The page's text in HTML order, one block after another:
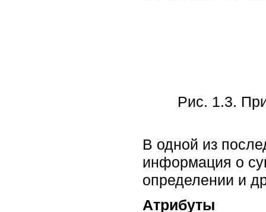
Рис. 1.3.
В одной из
информация о
определении и
Атрибуты